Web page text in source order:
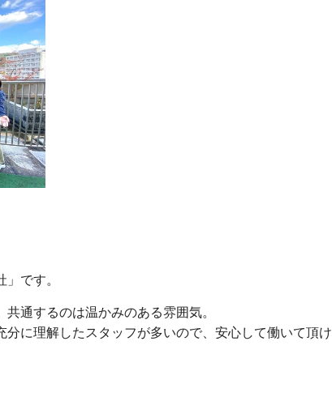
です。
通するのは温かみのある雰囲気。
分に理解したスタッフが多いので、安心して働いて頂け